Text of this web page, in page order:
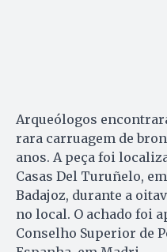
Arqueólogos
rara carruagem de
anos. A peça foi
Casas Del Turuñelo,
Badajoz, durante a
no local. O achado foi
Conselho Superior de